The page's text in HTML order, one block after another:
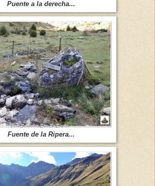
Puente a la derecha...
Fuente de la Ripera...